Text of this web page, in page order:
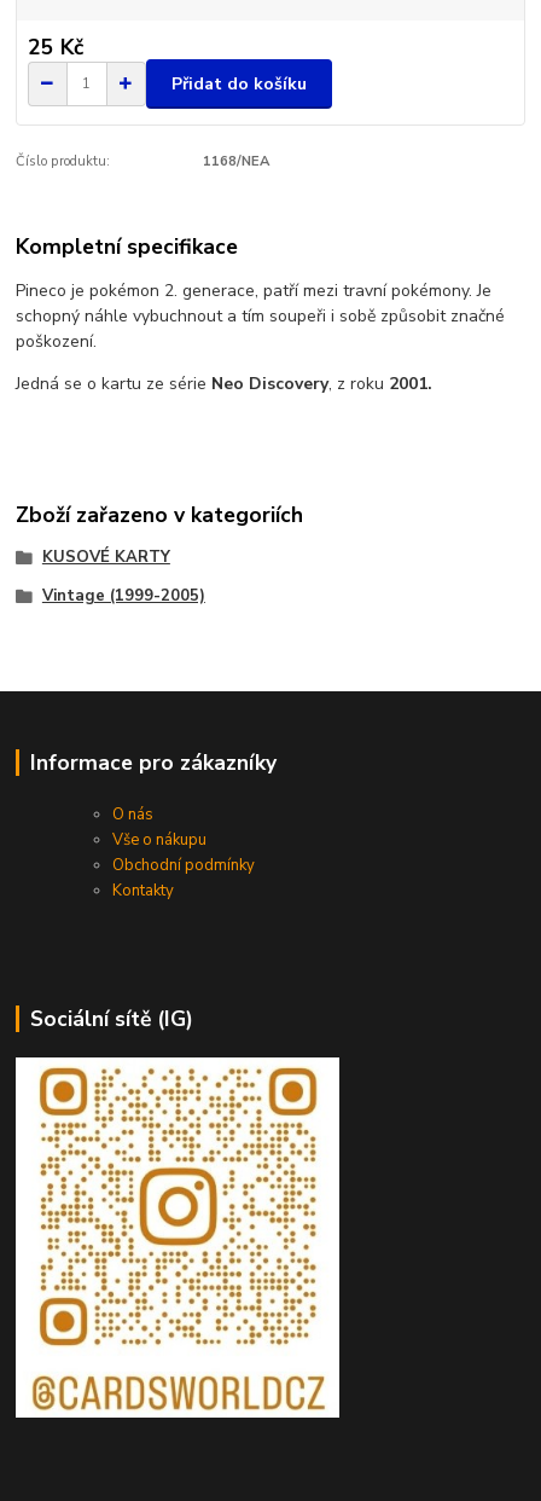
25 Kč
Přidat do košíku
Číslo produktu: 1168/NEA
Kompletní specifikace
Pineco je pokémon 2. generace, patří mezi travní pokémony. Je
schopný náhle vybuchnout a tím soupeři i sobě způsobit značné
poškození.
Jedná se o kartu ze série Neo Discovery, z roku 2001.
Zboží zařazeno v kategoriích
KUSOVÉ KARTY
Vintage (1999-2005)
Informace pro zákazníky
O nás
Vše o nákupu
Obchodní podmínky
Kontakty
Sociální sítě (IG)